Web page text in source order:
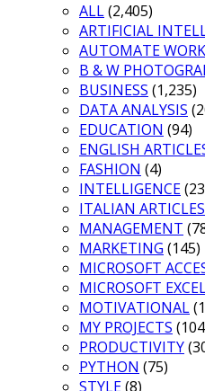
ALL(2,405)
ARTIFICIAL
AUTOMATE
B & W
BUSINESS (1,235)
DATA ANALYSIS
EDUCATION (94)
ENGLISH
FASHION (4)
INTELLIGENCE
ITALIAN ARTICLES
MANAGEMENT
MARKETING (145)
MICROSOFT
MICROSOFT
MOTIVATIONAL
MY PROJECTS
PRODUCTIVITY
PYTHON (75)
STYLE(8)